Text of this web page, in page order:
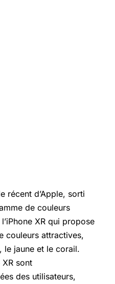
récent d’Apple, sorti
de couleurs
XR qui propose
couleurs attractives,
le jaune et le corail.
XR sont
des utilisateurs,